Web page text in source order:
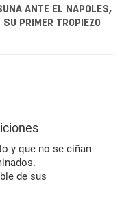
ANTE EL NÁPOLES,
PRIMER TROPIEZO
y que no se ciñan
de sus